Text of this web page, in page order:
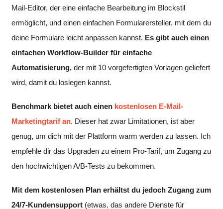
Mail-Editor, der eine einfache Bearbeitung im Blockstil
ermöglicht, und einen einfachen Formularersteller, mit dem du
deine Formulare leicht anpassen kannst. Es gibt auch einen
einfachen Workflow-Builder für einfache
Automatisierung, der mit 10 vorgefertigten Vorlagen geliefert
wird, damit du loslegen kannst.
Benchmark bietet auch einen kostenlosen E-Mail-
Marketingtarif an. Dieser hat zwar Limitationen, ist aber
genug, um dich mit der Plattform warm werden zu lassen. Ich
empfehle dir das Upgraden zu einem Pro-Tarif, um Zugang zu
den hochwichtigen A/B-Tests zu bekommen.
Mit dem kostenlosen Plan erhältst du jedoch Zugang zum
24/7-Kundensupport (etwas, das andere Dienste für